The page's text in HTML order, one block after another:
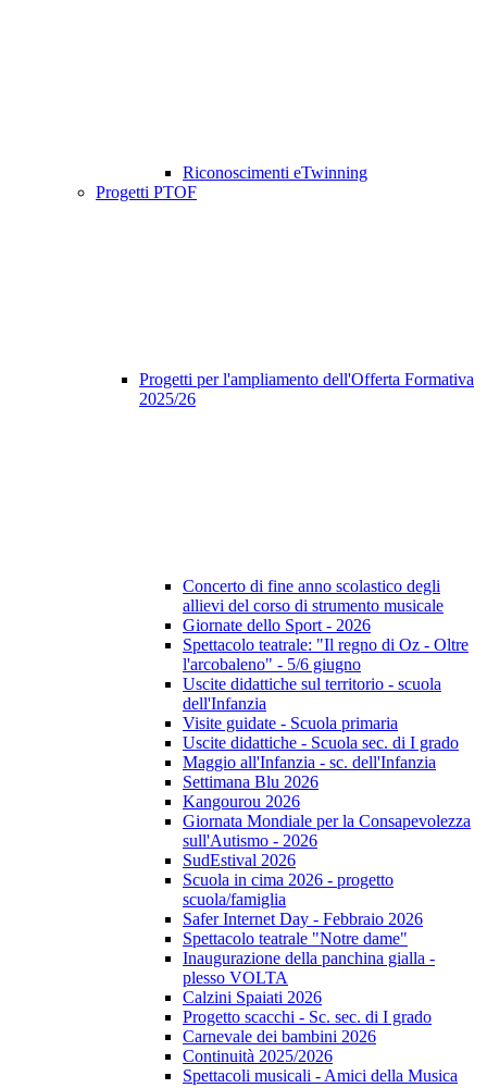
Riconoscimenti eTwinning
Progetti PTOF
Progetti per l'ampliamento dell'Offerta Formativa
2025/26
Concerto di fine anno scolastico degli
allievi del corso di strumento musicale
Giornate dello Sport - 2026
Spettacolo teatrale: "Il regno di Oz - Oltre
l'arcobaleno" - 5/6 giugno
Uscite didattiche sul territorio - scuola
dell'Infanzia
Visite guidate - Scuola primaria
Uscite didattiche - Scuola sec. di I grado
Maggio all'Infanzia - sc. dell'Infanzia
Settimana Blu 2026
Kangourou 2026
Giornata Mondiale per la Consapevolezza
sull'Autismo - 2026
SudEstival 2026
Scuola in cima 2026 - progetto
scuola/famiglia
Safer Internet Day - Febbraio 2026
Spettacolo teatrale "Notre dame"
Inaugurazione della panchina gialla -
plesso VOLTA
Calzini Spaiati 2026
Progetto scacchi - Sc. sec. di I grado
Carnevale dei bambini 2026
Continuità 2025/2026
Spettacoli musicali - Amici della Musica